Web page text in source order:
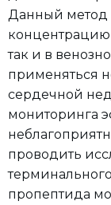
Данный метод
концентрацию
так и в
применяться
сердечной
мониторинга
проводить
пропептида